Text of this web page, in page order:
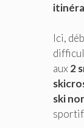
Ici,
aux2
ski